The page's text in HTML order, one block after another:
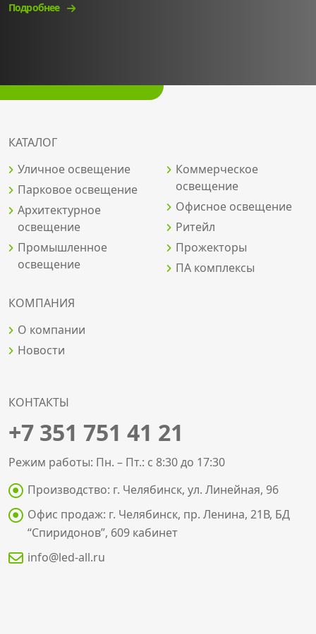
Подробнее
КАТАЛОГ
Уличное освещение
Парковое освещение
Архитектурное
освещение
Промышленное
освещение
Коммерческое
освещение
Офисное освещение
Ритейл
Прожекторы
ПА комплексы
КОМПАНИЯ
О компании
Новости
КОНТАКТЫ
+7 351 751 41 21
Режим работы: Пн. – Пт.: с 8:30 до 17:30
Производство: г. Челябинск, ул. Линейная, 96
Офис продаж: г. Челябинск, пр. Ленина, 21В, БД
“Спиридонов”, 609 кабинет
info@led-all.ru